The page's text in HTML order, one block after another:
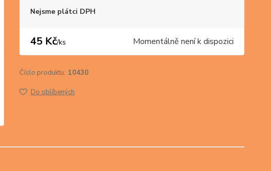
Nejsme plátci DPH
45 Kč/ks Momentálně není k dispozici
Číslo produktu: 10430
Do oblíbených